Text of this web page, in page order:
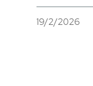
AREA
19/2/2026